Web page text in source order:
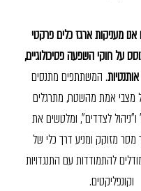
מעניקות ארגז כלים פרקטי
על חוקי השפעה פסיכולוגיים,
. המשתתפים מתנסים
מצבי אמת מהשטח, מתרגלים
לצדדים", ומלטשים את
מסר מזוקק ומניע דרך כלי של
להתמודדות עם התנגדויות
וקונפליקטים.